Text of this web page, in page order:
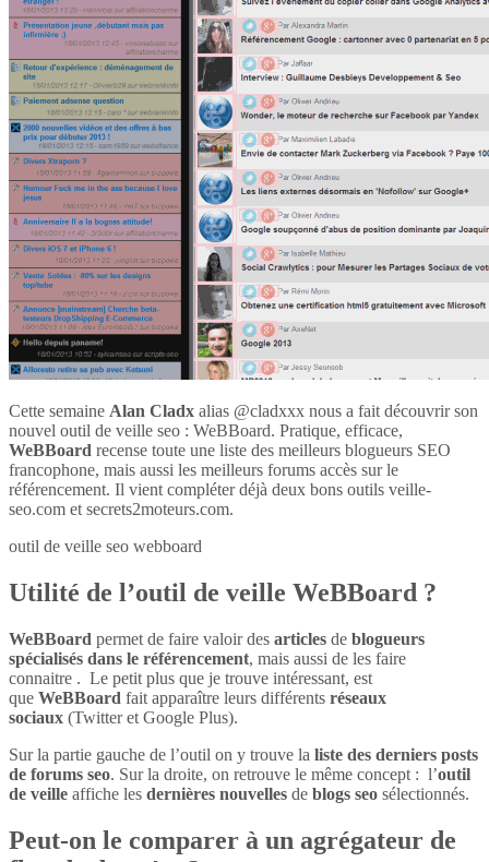
Cette semaine Alan Cladx alias @cladxxx nous a fait découvrir son
nouvel outil de veille seo : WeBBoard. Pratique, efficace,
WeBBoard recense toute une liste des meilleurs blogueurs SEO
francophone, mais aussi les meilleurs forums accès sur le
référencement. Il vient compléter déjà deux bons outils veille-
seo.com et secrets2moteurs.com.
outil de veille seo webboard
Utilité de l’outil de veille WeBBoard ?
WeBBoard permet de faire valoir des articles de blogueurs
spécialisés dans le référencement, mais aussi de les faire
connaitre . Le petit plus que je trouve intéressant, est
que WeBBoard fait apparaître leurs différents réseaux
sociaux (Twitter et Google Plus).
Sur la partie gauche de l’outil on y trouve la liste des derniers posts
de forums seo. Sur la droite, on retrouve le même concept : l’outil
de veille affiche les dernières nouvelles de blogs seo sélectionnés.
Peut-on le comparer à un agrégateur de